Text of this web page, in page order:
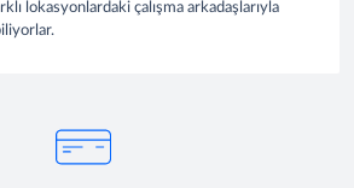
lokasyonlardaki çalışma arkadaşlarıyla